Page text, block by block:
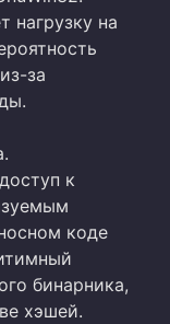
нагрузку на
за
к
коде
бинарника,
хэшей.